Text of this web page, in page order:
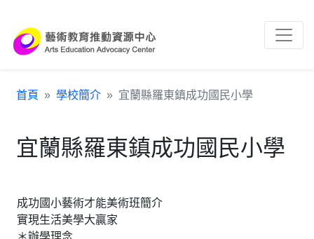
首頁 學校簡介 宜蘭縣羅東鎮成功國民小學
宜蘭縣羅東鎮成功國民小學
成功國小藝術才能美術班簡介
實現生活美學大贏家
＊辦學理念